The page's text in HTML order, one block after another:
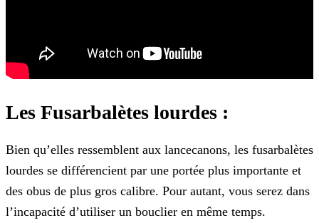
Les Fusarbalètes lourdes :
Bien qu’elles ressemblent aux lancecanons, les fusarbalètes
lourdes se différencient par une portée plus importante et
des obus de plus gros calibre. Pour autant, vous serez dans
l’incapacité d’utiliser un bouclier en même temps.